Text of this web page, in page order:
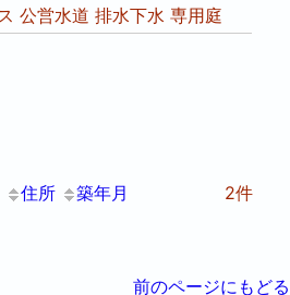
公営水道 排水下水 専用庭
住所 築年月 2件
前のページにもどる